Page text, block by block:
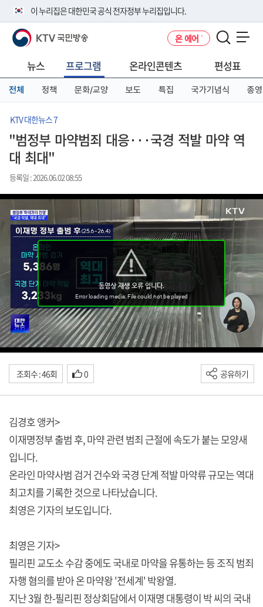
이 누리집은 대한민국 공식 전자정부 누리집입니다.
공식 누리집 주소 확인하기
니다.
이밖에 or.kr 또는 .kr등 다른 도메인 주소를 사용하고 있다면 아래 URL에
서 도메인 주소를 확인해 보세요
KTV 국민방송 온 에어
뉴스 프로그램 온라인콘텐츠 편성표
전체 정책 문화/교양 보도 특집 국가기념식 종영
KTV 대한뉴스 7
"범정부 마약범죄 대응···국경 적발 마약 역
대 최대"
등록일 : 2026.06.02 08:55
조회수 : 46회 0 공유하기
김경호 앵커>
이재명정부 출범 후, 마약 관련 범죄 근절에 속도가 붙는 모양새
입니다.
온라인 마약사범 검거 건수와 국경 단계 적발 마약류 규모는 역대
최고치를 기록한 것으로 나타났습니다.
최영은 기자의 보도입니다.
최영은 기자>
필리핀 교도소 수감 중에도 국내로 마약을 유통하는 등 조직 범죄
자행 혐의를 받아 온 마약왕 '전세계' 박왕열.
지난 3월 한-필리핀 정상회담에서 이재명 대통령이 박 씨의 국내